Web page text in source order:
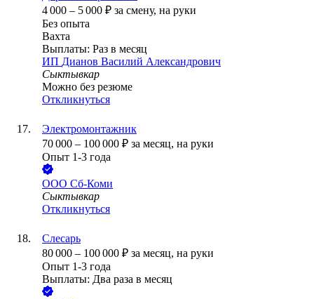
4 000 – 5 000 ₽ за смену, на руки
Без опыта
Вахта
Выплаты: Раз в месяц
ИП Дианов Василий Александрович
Сыктывкар
Можно без резюме
Откликнуться
Электромонтажник
70 000 – 100 000 ₽ за месяц, на руки
Опыт 1-3 года
ООО Сб-Коми
Сыктывкар
Откликнуться
Слесарь
80 000 – 100 000 ₽ за месяц, на руки
Опыт 1-3 года
Выплаты: Два раза в месяц